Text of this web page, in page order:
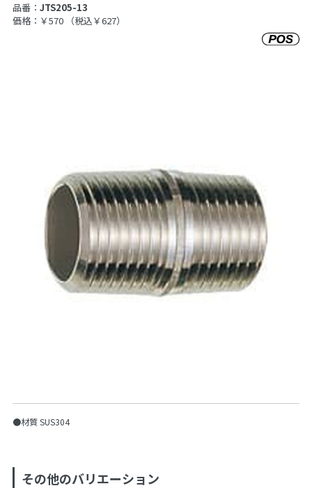
品番： JTS205-13
価格：￥570
（税込￥627）
●材質 SUS304
その他のバリエーション